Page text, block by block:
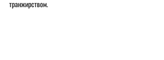
транжирством.